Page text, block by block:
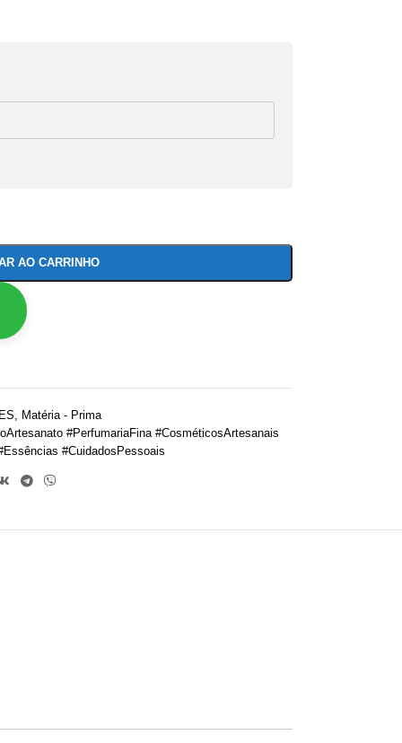
AO CARRINHO
, Matéria - Prima
#PerfumariaFina #CosméticosArtesanais
#CuidadosPessoais